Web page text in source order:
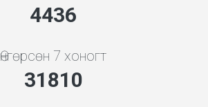
4778
Өнгөрсөн 7 хоногт
34257